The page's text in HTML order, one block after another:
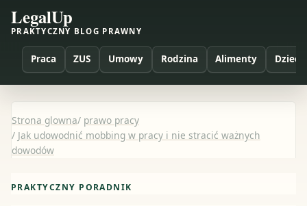
LegalUp
PRAKTYCZNY BLOG PRAWNY
Praca ZUS Umowy Rodzina Alimenty Dzieci
Strona glowna/ prawo pracy
/ Jak udowodnić mobbing w pracy i nie stracić ważnych
dowodów
PRAKTYCZNY PORADNIK